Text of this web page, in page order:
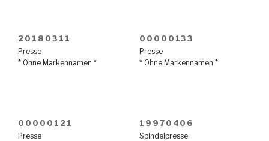
20180311
Presse
* Ohne Markennamen *
00000133
Presse
* Ohne Markennamen *
00000121
Presse
19970406
Spindelpresse